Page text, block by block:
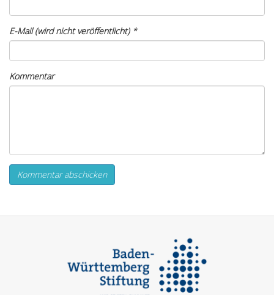
E-Mail (wird nicht veröffentlicht)*
Kommentar